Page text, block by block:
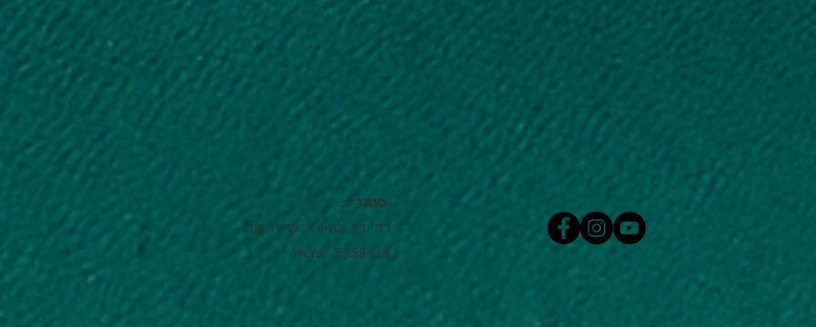
רח' דב הוז 14, קרית אונו
5555614 ישראל